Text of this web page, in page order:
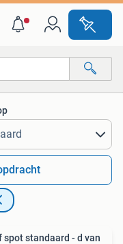
spot standaard - d van